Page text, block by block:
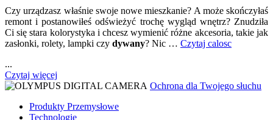
Czy urządzasz właśnie swoje nowe mieszkanie? A może skończyłaś
remont i postanowiłeś odświeżyć trochę wygląd wnętrz? Znudziła
Ci się stara kolorystyka i chcesz wymienić różne akcesoria, takie jak
zasłonki, rolety, lampki czy dywany? Nic … Czytaj calosc
...
Czytaj więcej
Ochrona dla Twojego słuchu
Produkty Przemysłowe
Technologie